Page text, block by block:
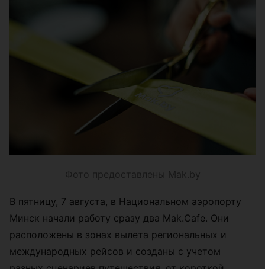
Фото предоставлены Mak.by
В пятницу, 7 августа, в Национальном аэропорту
Минск начали работу сразу два Mak.Cafe. Они
расположены в зонах вылета региональных и
международных рейсов и созданы с учетом